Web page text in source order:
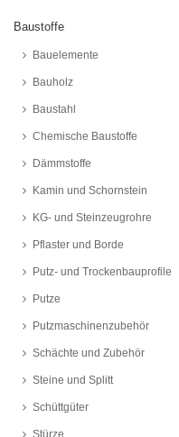
Baustoffe
Bauelemente
Bauholz
Baustahl
Chemische Baustoffe
Dämmstoffe
Kamin und Schornstein
KG- und Steinzeugrohre
Pflaster und Borde
Putz- und Trockenbauprofile
Putze
Putzmaschinenzubehör
Schächte und Zubehör
Steine und Splitt
Schüttgüter
Stürze